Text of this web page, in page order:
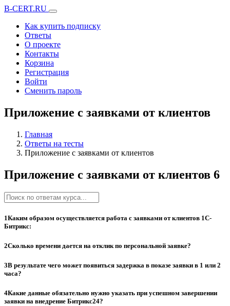
B-CERT.RU
Как купить подписку
Ответы
О проекте
Контакты
Корзина
Регистрация
Войти
Сменить пароль
Приложение с заявками от клиентов
Главная
Ответы на тесты
Приложение с заявками от клиентов
Приложение с заявками от клиентов 6
1Каким образом осуществляется работа с заявками от клиентов 1С-
Битрикс:
2Сколько времени дается на отклик по персональной заявке?
3В результате чего может появиться задержка в показе заявки в 1 или 2
часа?
4Какие данные обязательно нужно указать при успешном завершении
заявки на внедрение Битрикс24?